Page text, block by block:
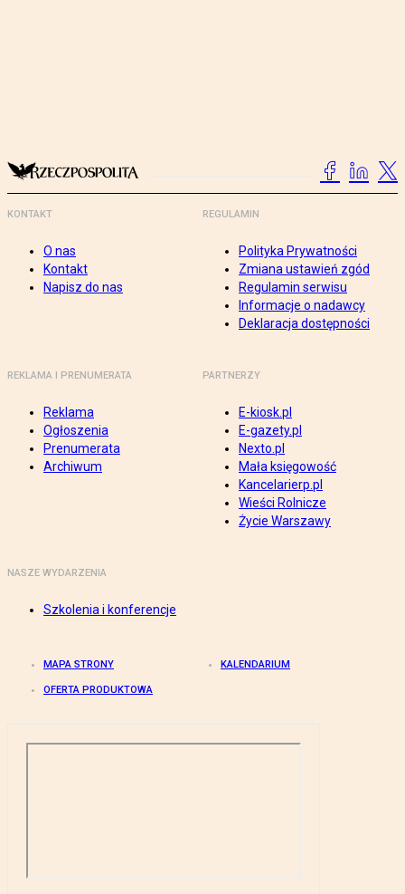
KONTAKT
O nas
Kontakt
Napisz do nas
REGULAMIN
Polityka Prywatności
Zmiana ustawień zgód
Regulamin serwisu
Informacje o nadawcy
Deklaracja dostępności
REKLAMA I PRENUMERATA
Reklama
Ogłoszenia
Prenumerata
Archiwum
PARTNERZY
E-kiosk.pl
E-gazety.pl
Nexto.pl
Mała księgowość
Kancelarierp.pl
Wieści Rolnicze
Życie Warszawy
NASZE WYDARZENIA
Szkolenia i konferencje
MAPA STRONY KALENDARIUM
OFERTA PRODUKTOWA